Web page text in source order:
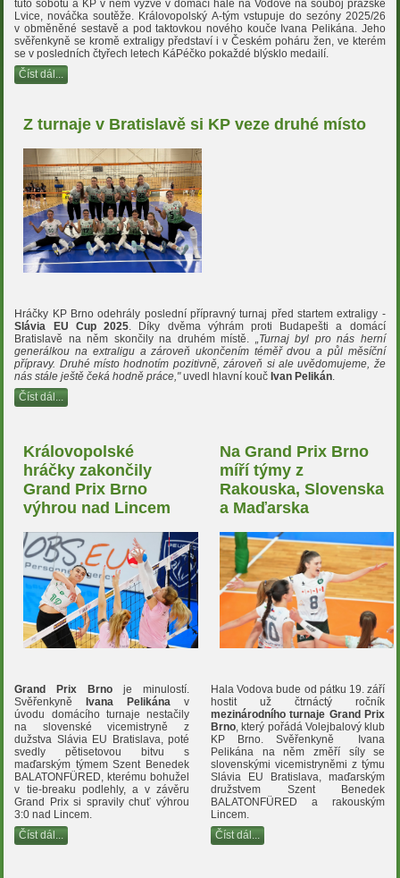
tuto sobotu a KP v něm vyzve v domácí hale na Vodově na souboj pražské
Lvice, nováčka soutěže. Královopolský A-tým vstupuje do sezóny 2025/26
v obměněné sestavě a pod taktovkou nového kouče Ivana Pelikána. Jeho
svěřenkyně se kromě extraligy představí i v Českém poháru žen, ve kterém
se v posledních čtyřech letech KáPéčko pokaždé blýsklo medailí.
Číst dál...
Z turnaje v Bratislavě si KP veze druhé místo
Hráčky KP Brno odehrály poslední přípravný turnaj před startem extraligy -
Slávia EU Cup 2025 . Díky dvěma výhrám proti Budapešti a domácí
Bratislavě na něm skončily na druhém místě.
„Turnaj byl pro nás herní
generálkou na extraligu a zároveň ukončením téměř dvou a půl měsíční
přípravy. Druhé místo hodnotím pozitivně, zároveň si ale uvědomujeme, že
nás stále ještě čeká hodně práce,"uvedl hlavní koučIvan Pelikán
Číst dál...
Královopolské
hráčky zakončily
Grand Prix Brno
výhrou nad Lincem
Grand Prix Brno je minulostí.
SvěřenkyněIvana Pelikána v
úvodu domácího turnaje nestačily
na slovenské vicemistryně z
dužstva Slávia EU Bratislava, poté
svedly pětisetovou bitvu s
maďarským týmem Szent Benedek
BALATONFÜRED, kterému bohužel
v tie-breaku podlehly, a v závěru
Grand Prix si spravily chuť výhrou
3:0 nad Lincem.
Číst dál...
Na Grand Prix Brno
míří týmy z
Rakouska, Slovenska
a Maďarska
Hala Vodova bude od pátku 19. září
hostit už čtrnáctý ročník
mezinárodního turnaje Grand Prix
Brno, který pořádá Volejbalový klub
KP Brno. Svěřenkyně Ivana
Pelikána na něm změří síly se
slovenskými vicemistryněmi z týmu
Slávia EU Bratislava, maďarským
družstvem Szent Benedek
BALATONFÜRED a rakouským
Lincem.
Číst dál...